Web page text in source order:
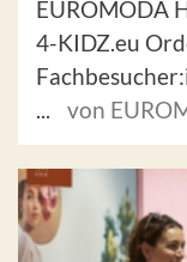
EUROMODA
4-KIDZ.eu
...
von